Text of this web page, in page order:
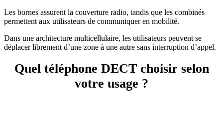
Les bornes assurent la couverture radio, tandis que les combinés
permettent aux utilisateurs de communiquer en mobilité.
Dans une architecture multicellulaire, les utilisateurs peuvent se
déplacer librement d’une zone à une autre sans interruption d’appel.
Quel téléphone DECT choisir selon
votre usage ?